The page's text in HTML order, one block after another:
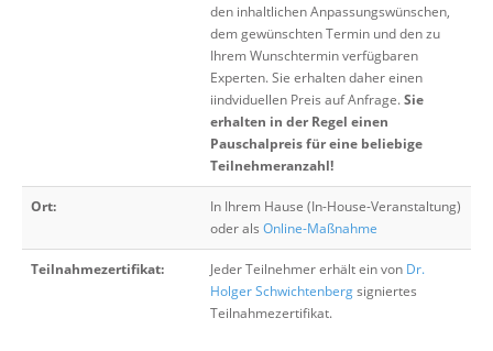
den inhaltlichen Anpassungswünschen,
dem gewünschten Termin und den zu
Ihrem Wunschtermin verfügbaren
Experten. Sie erhalten daher einen
iindviduellen Preis auf Anfrage.Sie
erhalten in der Regel einen
Pauschalpreis für eine beliebige
Teilnehmeranzahl!
Ort:
In Ihrem Hause (In-House-Veranstaltung)
oder als Online-Maßnahme
Teilnahmezertifikat: Jeder Teilnehmer erhält ein von Dr.
Holger Schwichtenbergsigniertes
Teilnahmezertifikat.